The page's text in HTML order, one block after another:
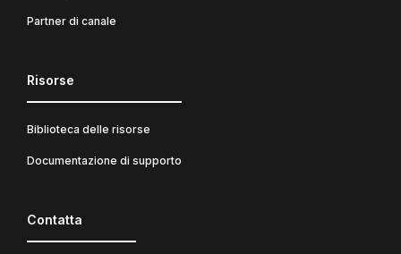
Partner di canale
Risorse
Biblioteca delle risorse
Documentazione di supporto
Contatta